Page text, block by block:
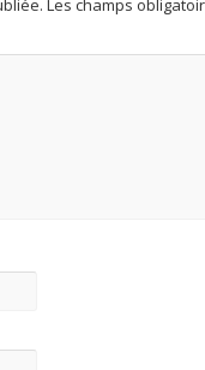
Les champs